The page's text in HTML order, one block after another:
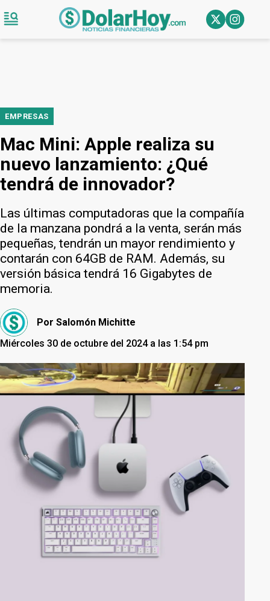
EMPRESAS
Mac Mini: Apple realiza su
nuevo lanzamiento: ¿Qué
tendrá de innovador?
Las últimas computadoras que la compañía
de la manzana pondrá a la venta, serán más
pequeñas, tendrán un mayor rendimiento y
contarán con 64GB de RAM. Además, su
versión básica tendrá 16 Gigabytes de
memoria.
Por Salomón Michitte
Miércoles 30 de octubre del 2024 a las 1:54 pm